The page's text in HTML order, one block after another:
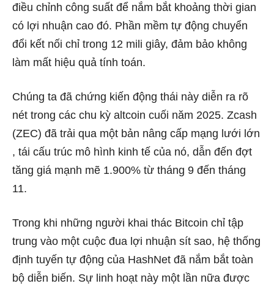
điều chỉnh công suất để nắm bắt khoảng thời gian
có lợi nhuận cao đó. Phần mềm tự động chuyển
đổi kết nối chỉ trong 12 mili giây, đảm bảo không
làm mất hiệu quả tính toán.
Chúng ta đã chứng kiến ​​động thái này diễn ra rõ
nét trong các chu kỳ altcoin cuối năm 2025. Zcash
(ZEC) đã trải qua một bản nâng cấp mạng lưới lớn
, tái cấu trúc mô hình kinh tế của nó, dẫn đến đợt
tăng giá mạnh mẽ 1.900% từ tháng 9 đến tháng
11.
Trong khi những người khai thác Bitcoin chỉ tập
trung vào một cuộc đua lợi nhuận sít sao, hệ thống
định tuyến tự động của HashNet đã nắm bắt toàn
bộ diễn biến. Sự linh hoạt này một lần nữa được